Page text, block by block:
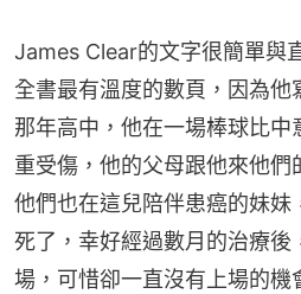
James Clear的文字很簡單與
全書最有溫度的數頁，因為他
那年高中，他在一場棒球比中
重受傷，他的父母跟他來他們
他們也在這兒陪伴患癌的妹妹
死了，幸好經過數月的治療後
場，可惜卻一直沒有上場的